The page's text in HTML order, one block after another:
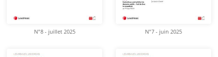
N°8 - juillet 2025 N°7 - juin 2025